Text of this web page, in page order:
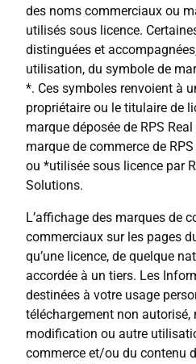
des noms commerciaux ou
utilisés sous licence.
distinguées et
utilisation, du symbole de
*. Ces symboles renvoient à
propriétaire ou le titulaire de
marque déposée de RPS
marque de commerce de
ou *utilisée sous licence par
Solutions.
L’affichage des marques de
commerciaux sur les pages
qu’une licence, de quelque
accordée à un tiers. Les
destinées à votre usage
téléchargement non autorisé,
modification ou autre
commerce et/ou du contenu